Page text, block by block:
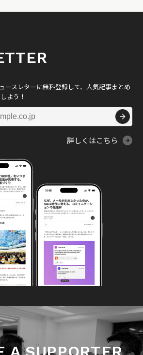
ースレターに無料登録して、人気記事まとめ
よう！
詳しくはこちら